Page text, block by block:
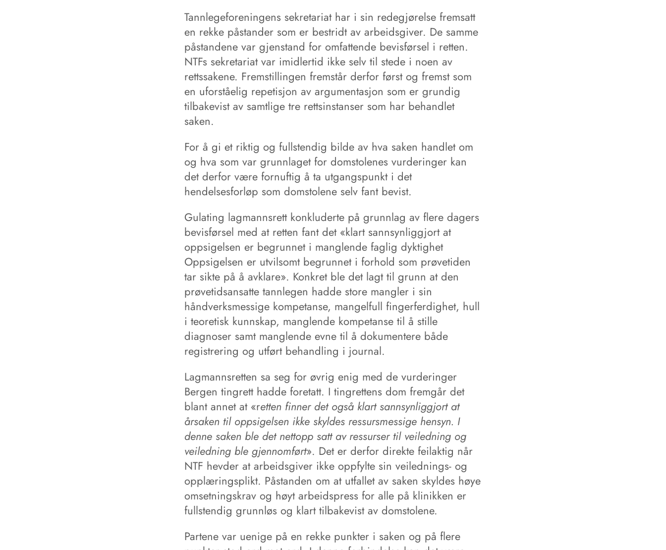
Tannlegeforeningens sekretariat har i sin redegjørelse fremsatt
en rekke påstander som er bestridt av arbeidsgiver. De samme
påstandene var gjenstand for omfattende bevisførsel i retten.
NTFs sekretariat var imidlertid ikke selv til stede i noen av
rettssakene. Fremstillingen fremstår derfor først og fremst som
en uforståelig repetisjon av argumentasjon som er grundig
tilbakevist av samtlige tre rettsinstanser som har behandlet
saken.
For å gi et riktig og fullstendig bilde av hva saken handlet om
og hva som var grunnlaget for domstolenes vurderinger kan
det derfor være fornuftig å ta utgangspunkt i det
hendelsesforløp som domstolene selv fant bevist.
Gulating lagmannsrett konkluderte på grunnlag av flere dagers
bevisførsel med at retten fant det «klart sannsynliggjort at
oppsigelsen er begrunnet i manglende faglig dyktighet
Oppsigelsen er utvilsomt begrunnet i forhold som prøvetiden
tar sikte på å avklare». Konkret ble det lagt til grunn at den
prøvetidsansatte tannlegen hadde store mangler i sin
håndverksmessige kompetanse, mangelfull fingerferdighet, hull
i teoretisk kunnskap, manglende kompetanse til å stille
diagnoser samt manglende evne til å dokumentere både
registrering og utført behandling i journal.
Lagmannsretten sa seg for øvrig enig med de vurderinger
Bergen tingrett hadde foretatt. I tingrettens dom fremgår det
blant annet at «retten finner det også klart sannsynliggjort at
årsaken til oppsigelsen ikke skyldes ressursmessige hensyn. I
denne saken ble det nettopp satt av ressurser til veiledning og
veiledning ble gjennomført». Det er derfor direkte feilaktig når
NTF hevder at arbeidsgiver ikke oppfylte sin veilednings- og
opplæringsplikt. Påstanden om at utfallet av saken skyldes høye
omsetningskrav og høyt arbeidspress for alle på klinikken er
fullstendig grunnløs og klart tilbakevist av domstolene.
Partene var uenige på en rekke punkter i saken og på flere